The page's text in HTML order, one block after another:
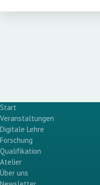
Start
Veranstaltungen
Digitale Lehre
Forschung
Qualifikation
Atelier
Über uns